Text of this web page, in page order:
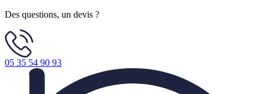
Des questions, un devis ?
05 35 54 90 93